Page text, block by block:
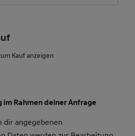
Kauf anzeigen
Rahmen deiner Anfrage
dir angegebenen